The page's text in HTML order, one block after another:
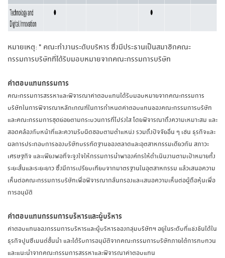
หมายเหตุ: * คณะทำงานระดับบริหาร ซึ่งมีประธานเป็นสมาชิกคณะ
กรรมการบริษัทที่ได้รับมอบหมายจากคณะกรรมการบริษัท
ค่าตอบแทนกรรมการ
คณะกรรมการสรรหาและพิจารณาค่าตอบแทนได้รับมอบหมายจากคณะกรรมการ
บริษัทในการพิจารณาหลักเกณฑ์ในการกำหนดค่าตอบแทนของคณะกรรมการบริษัท
และคณะกรรมการชุดย่อยตามกระบวนการที่โปร่งใส โดยพิจารณาถึงความเหมาะสม และ
สอดคล้องกับหน้าที่และความรับผิดชอบตามตำแหน่ง รวมถึงปัจจัยอื่น ๆ เช่น ธุรกิจและ
ผลการประกอบการของบริษัทบรรทัดฐานของตลาดและอุตสาหกรรมเดียวกัน สภาวะ
เศรษฐกิจ และเพียงพอที่จะจูงใจให้กรรมการนำพาองค์กรให้ดำเนินงานตามเป้าหมายทั้ง
ระยะสั้นและระยะยาว ซึ่งมีการเปรียบเทียบจากมาตรฐานในอุตสาหกรรม แล้วเสนอความ
เห็นต่อคณะกรรมการบริษัทเพื่อพิจารณากลั่นกรองและเสนอความเห็นต่อผู้ถือหุ้นเพื่อ
การอนุมัติ
ค่าตอบแทนกรรมการบริหารและผู้บริหาร
ค่าตอบแทนของกรรมการบริหารและผู้บริหารของกลุ่มบริษัทฯ อยู่ในระดับที่แข่งขันได้ใน
ธุรกิจปูนซีเมนต์ชั้นนำ และได้รับการอนุมัติจากคณะกรรมการบริษัทภายใต้การทบทวน
และแนะนำจากคณะกรรมการสรรหาและพิจารณาค่าตอบแทน